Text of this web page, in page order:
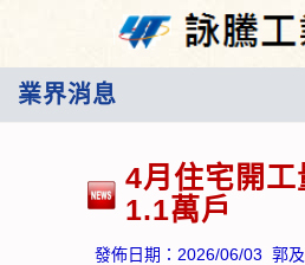
業界消息
4月住宅開工
1.1萬戶
發佈日期： 2026/06/03 郭